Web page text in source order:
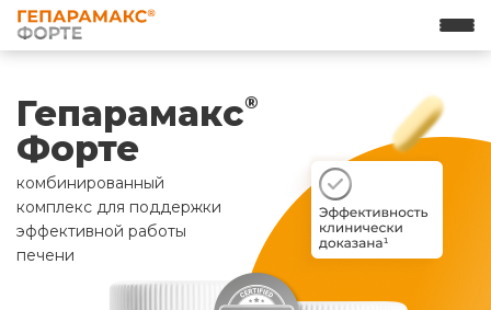
Гепарамакс®
Форте
комбинированный
комплекс для поддержки
эффективной работы
печени